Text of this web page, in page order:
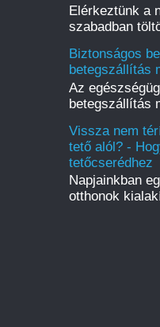
Elérkeztünk a
szabadban
Biztonságos
betegszállítás
Az
betegszállítás
Vissza nem
tető alól? -
tetőcserédhez
Napjainkban
otthonok